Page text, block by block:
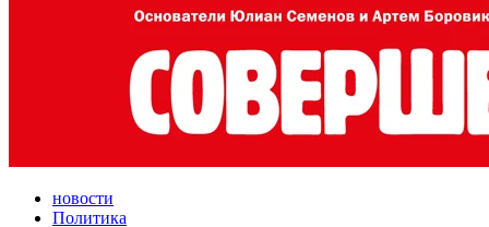
новости
Политика